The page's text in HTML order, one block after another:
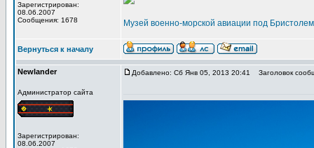
Зарегистрирован:
08.06.2007
Сообщения: 1678
Музей военно-морской авиации под
Вернуться к началу
Newlander
Администратор сайта
Зарегистрирован:
08.06.2007
Добавлено: Сб Янв 05, 2013 20:41 Заголовок